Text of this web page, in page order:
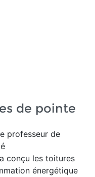
de pointe
professeur de
conçu les toitures
énergétique